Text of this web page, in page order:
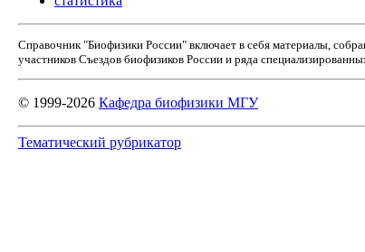
Справочник "Биофизики России" включает в себя материалы,
участников Съездов биофизиков России и ряда
© 1999-2026 Кафедра биофизики МГУ
Тематический рубрикатор